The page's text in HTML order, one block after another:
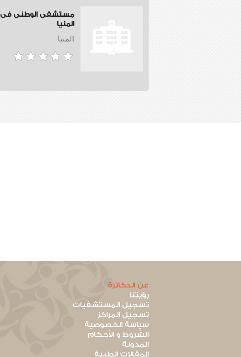
مستشفى الوطنى فى
المنيا
المنيا
عن الدكاترة
رؤيتنا
تسجيل المستشفيات
تسجيل المراكز
سياسة الخصوصية
الشروط و الأحكام
المدونة
المقالات الطبية